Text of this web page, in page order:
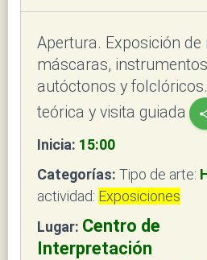
Apertura. Exposición
máscaras,
autóctonos y
teórica y visita guiada
Inicia: 15:00
Categorías: Tipo de arte:
actividad: Exposiciones
Lugar: Centro de
Interpretación